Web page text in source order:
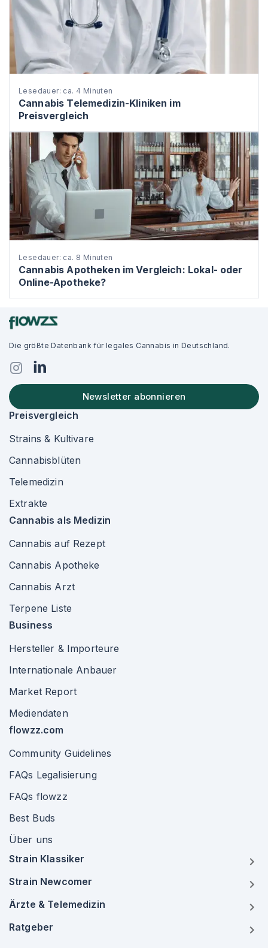
Lesedauer: ca. 4 Minuten
Cannabis Telemedizin-Kliniken im
Preisvergleich
Lesedauer: ca. 8 Minuten
Cannabis Apotheken im Vergleich: Lokal- oder
Online-Apotheke?
Die größte Datenbank für legales Cannabis in Deutschland.
Newsletter abonnieren
Preisvergleich
Strains & Kultivare
Cannabisblüten
Telemedizin
Extrakte
Cannabis als Medizin
Cannabis auf Rezept
Cannabis Apotheke
Cannabis Arzt
Terpene Liste
Business
Hersteller & Importeure
Internationale Anbauer
Market Report
Mediendaten
flowzz.com
Community Guidelines
FAQs Legalisierung
FAQs flowzz
Best Buds
Über uns
Strain Klassiker
Strain Newcomer
Ärzte & Telemedizin
Ratgeber